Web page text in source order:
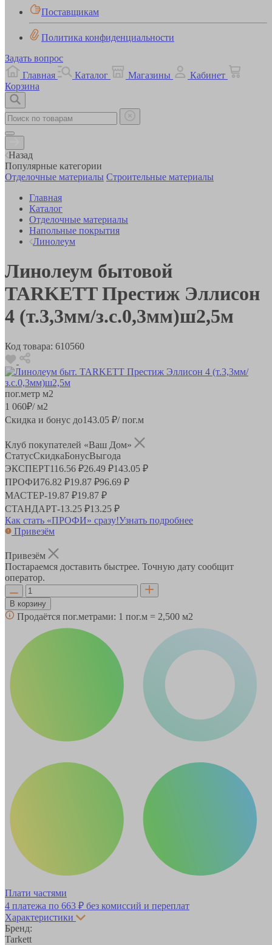
Поставщикам
Политика конфиденциальности
Задать вопрос
Главная
Каталог Магазины
Кабинет
Корзина
Назад
Популярные категории
Отделочные материалы Строительные материалы
Главная
Каталог
Отделочные материалы
Напольные покрытия
Линолеум
Линолеум бытовой
TARKETT Престиж Эллисон
4 (т.3,3мм/з.с.0,3мм)ш2,5м
Код товара: 610560
пог.метр м2
1 060₽/ м2
Скидка и бонус до143.05 ₽/ пог.м
Клуб покупателей «Ваш Дом»
СтатусСкидкаБонусВыгода
ЭКСПЕРТ116.56 ₽26.49 ₽143.05 ₽
ПРОФИ76.82 ₽19.87 ₽96.69 ₽
МАСТЕР-19.87 ₽19.87 ₽
СТАНДАРТ-13.25 ₽13.25 ₽
Как стать «ПРОФИ» сразу!Узнать подробнее
Привезём
Привезём
Постараемся доставить быстрее. Точную дату сообщит
оператор.
В корзину
Продаётся пог.метрами: 1 пог.м = 2,500 м2
Плати частями
4 платежа по 663 ₽ без комиссий и переплат
Характеристики
Бренд:
Tarkett